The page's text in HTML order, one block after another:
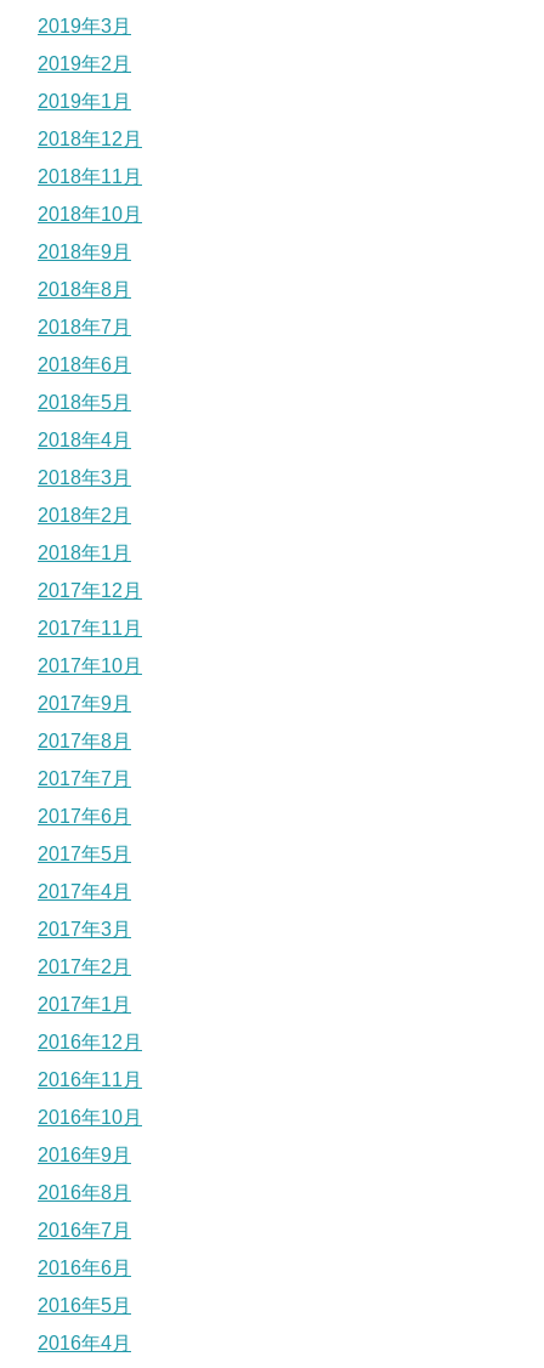
2019年3月
2019年2月
2019年1月
2018年12月
2018年11月
2018年10月
2018年9月
2018年8月
2018年7月
2018年6月
2018年5月
2018年4月
2018年3月
2018年2月
2018年1月
2017年12月
2017年11月
2017年10月
2017年9月
2017年8月
2017年7月
2017年6月
2017年5月
2017年4月
2017年3月
2017年2月
2017年1月
2016年12月
2016年11月
2016年10月
2016年9月
2016年8月
2016年7月
2016年6月
2016年5月
2016年4月